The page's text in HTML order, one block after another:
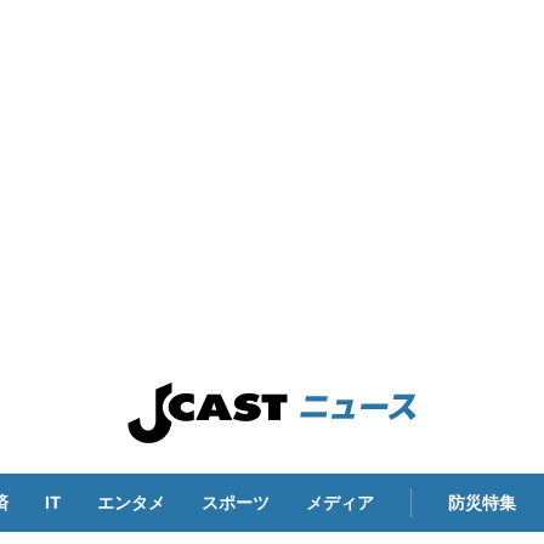
IT エンタメ スポーツ メディア 防災特集